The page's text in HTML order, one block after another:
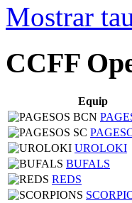
Mostrar
CCFF
Equip
UROLOKI
BUFALS
REDS